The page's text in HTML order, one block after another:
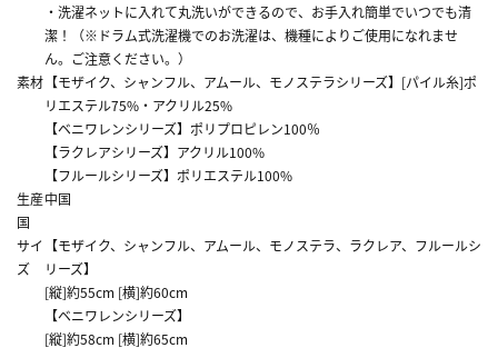
・洗濯ネットに入れて丸洗いができるので、お手入れ簡単でいつでも清
潔！（※ドラム式洗濯機でのお洗濯は、機種によりご使用になれませ
ん。ご注意ください。）
素材 【モザイク、シャンフル、アムール、モノステラシリーズ】[パイル糸]ポ
リエステル75%・アクリル25%
【ベニワレンシリーズ】ポリプロピレン100％
【ラクレアシリーズ】アクリル100%
【フルールシリーズ】ポリエステル100%
生産
国
中国
サイ
ズ
【モザイク、シャンフル、アムール、モノステラ、ラクレア、フルールシ
リーズ】
[縦]約55cm [横]約60cm
【ベニワレンシリーズ】
[縦]約58cm [横]約65cm